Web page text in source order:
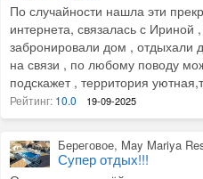
По случайности нашла эти
интернета, связалась с Ириной
забронировали дом , отдыхали
на связи , по любому поводу
подскажет , территория
отличный для проживания , все
подогревом , для деток есть
Рейтинг: 10.0 19-09-2025
Береговое, May Mariya
Супер отдых!!!